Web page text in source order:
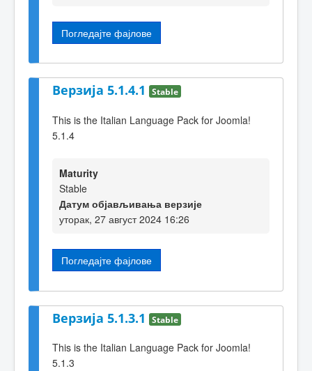
Погледајте фајлове
Верзија 5.1.4.1 Stable
This is the Italian Language Pack for Joomla!
5.1.4
Maturity
Stable
Датум објављивања верзије
уторак, 27 август 2024 16:26
Погледајте фајлове
Верзија 5.1.3.1 Stable
This is the Italian Language Pack for Joomla!
5.1.3